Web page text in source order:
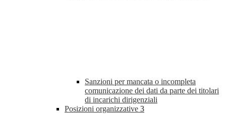
Sanzioni per mancata o incompleta
comunicazione dei dati da parte dei titolari
di incarichi dirigenziali
Posizioni organizzative 3